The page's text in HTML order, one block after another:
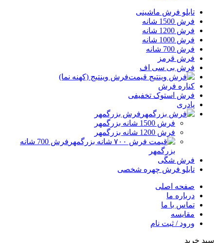
تابلو فرش ماشینی
فرش 1500 شانه
فرش 1200 شانه
فرش 1000 شانه
فرش 700 شانه
فرش قرمز
فرش بی سی اف
فرش وینتیج (کهنه نما)
کناره فرش
فرش استوک تخفیفی
پادری
فرش بزرگمهر
فرش 1500 شانه بزرگمهر
فرش 1200 شانه بزرگمهر
فرش 700 شانه
بزرگمهر
فرش شگی
تابلو فرش چهره شخصی
صفحه اصلی
درباره ما
تماس با ما
مقایسه
ورود / ثبت نام
سبد خرید